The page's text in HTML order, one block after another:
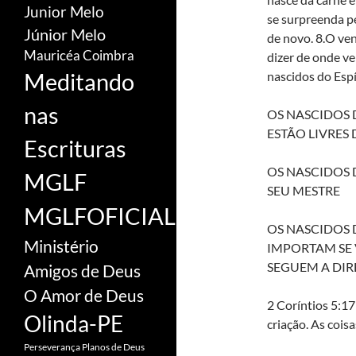
se surpreenda
de novo. 8.O
dizer de onde
nascidos do
OS NASCIDOS
ESTÃO LIVRES
OS NASCIDOS
SEU MESTRE
OS NASCIDOS
IMPORTAM SE
SEGUEM A
2 Coríntios
criação. As
Junior Melo
Júnior Melo
Mauricéa Coimbra
Meditando
nas
Escrituras
MGLF
MGLFOFICIAL
Ministério
Amigos de Deus
O Amor de Deus
Olinda-PE
Perseverança Planos de Deus